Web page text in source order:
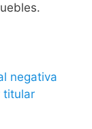
negativa
titular